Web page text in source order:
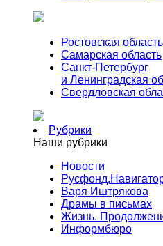
Ростовская область
Самарская область
Санкт-Петербург
и Ленинградская
Свердловская
Рубрики
Наши рубрики
Новости
Варя Иштрякова
Драмы в письмах
Жизнь.
Информбюро